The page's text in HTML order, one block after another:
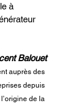
à
Balouet​
auprès des
depuis
de la